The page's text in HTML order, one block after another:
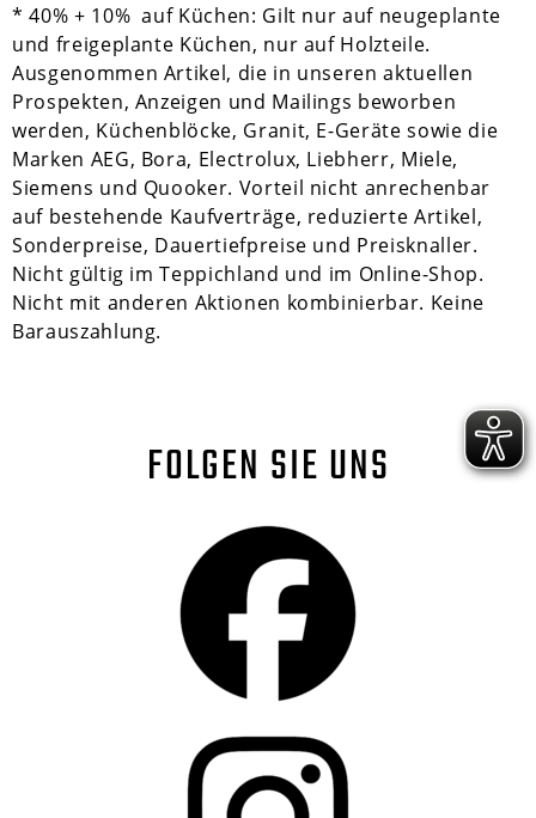
* 40% + 10% auf Küchen: Gilt nur auf neugeplante
und freigeplante Küchen, nur auf Holzteile.
Ausgenommen Artikel, die in unseren aktuellen
Prospekten, Anzeigen und Mailings beworben
werden, Küchenblöcke, Granit, E-Geräte sowie die
Marken AEG, Bora, Electrolux, Liebherr, Miele,
Siemens und Quooker. Vorteil nicht anrechenbar
auf bestehende Kaufverträge, reduzierte Artikel,
Sonderpreise, Dauertiefpreise und Preisknaller.
Nicht gültig im Teppichland und im Online-Shop.
Nicht mit anderen Aktionen kombinierbar. Keine
Barauszahlung.
FOLGEN SIE UNS